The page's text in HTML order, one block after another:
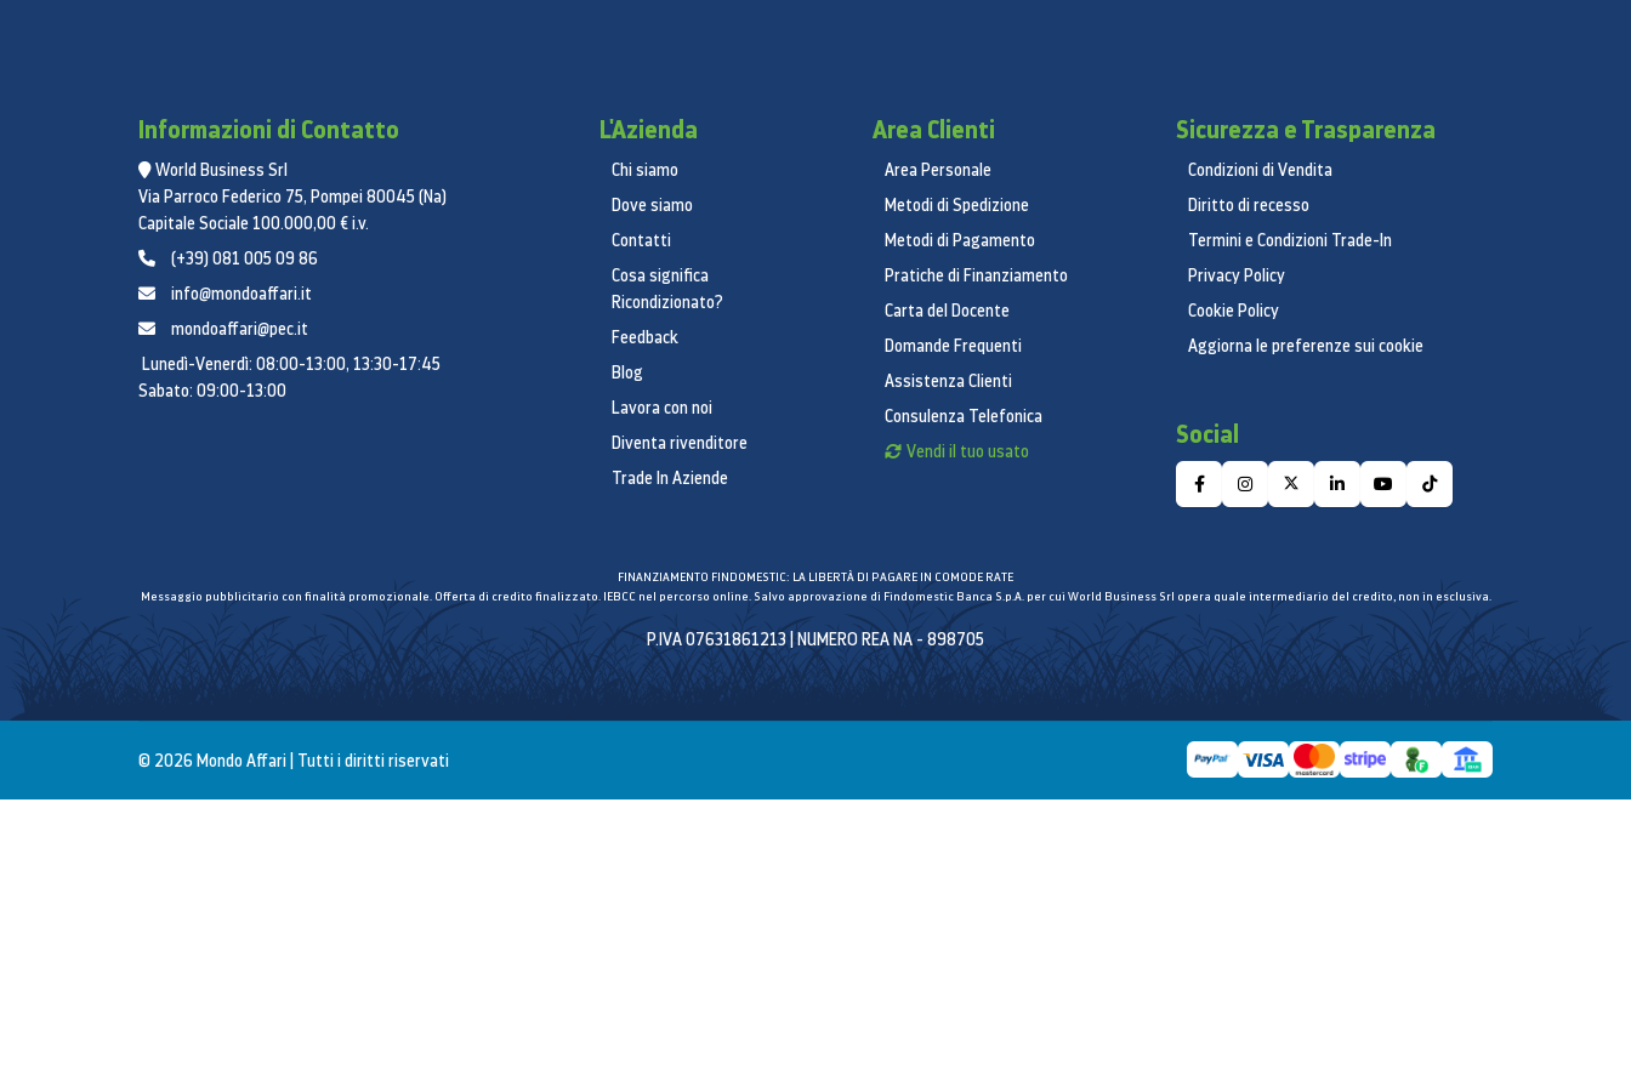
Informazioni di Contatto
World Business Srl
Via Parroco Federico 75, Pompei 80045 (Na)
Capitale Sociale 100.000,00 € i.v.
(+39) 081 005 09 86
info@mondoaffari.it
mondoaffari@pec.it
Lunedì-Venerdì: 08:00-13:00, 13:30-17:45
Sabato: 09:00-13:00
L'Azienda
Chi siamo
Dove siamo
Contatti
Cosa significa
Ricondizionato?
Feedback
Blog
Lavora con noi
Diventa rivenditore
Trade In Aziende
Area Clienti
Area Personale
Metodi di Spedizione
Metodi di Pagamento
Pratiche di Finanziamento
Carta del Docente
Domande Frequenti
Assistenza Clienti
Consulenza Telefonica
Vendi il tuo usato
Sicurezza e Trasparenza
Condizioni di Vendita
Diritto di recesso
Termini e Condizioni Trade-In
Privacy Policy
Cookie Policy
Aggiorna le preferenze sui cookie
Social
FINANZIAMENTO FINDOMESTIC: LA LIBERTÀ DI PAGARE IN COMODE RATE
Messaggio pubblicitario con finalità promozionale. Offerta di credito finalizzato. IEBCC nel percorso online. Salvo approvazione di Findomestic Banca S.p.A. per cui World Business Srl opera quale intermediario del credito, non in esclusiva.
P.IVA 07631861213 | NUMERO REA NA - 898705
© 2026 Mondo Affari | Tutti i diritti riservati